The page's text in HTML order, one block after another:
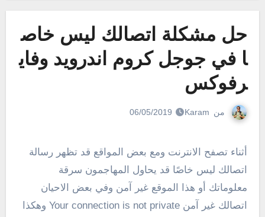
حل مشكلة اتصالك ليس خاص
ا في جوجل كروم اندرويد وفاي
رفوكس
من Karam
06/05/2019
اتصالك ليس خاصًا قد يحاول المهاجمون سرقة
معلوماتك أو هذا الموقع غير آمن وفي بعض الاحيان
اتصالك غير آمن Your connection is not private وهكذا